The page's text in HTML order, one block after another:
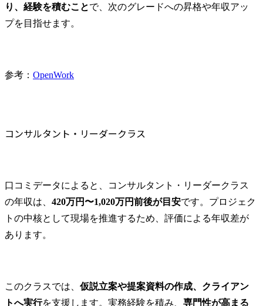
り、経験を積むことで、次のグレードへの昇格や年収アッ
プを目指せます。
参考： OpenWork
コンサルタント・リーダークラス
口コミデータによると、コンサルタント・リーダークラス
の年収は、 420万円〜1,020万円前後が目安です。プロジェク
トの中核として現場を推進するため、評価による年収差が
あります。
このクラスでは、 仮説立案や提案資料の作成、クライアン
トへ実行を支援します。実務経験を積み、 専門性が高まる